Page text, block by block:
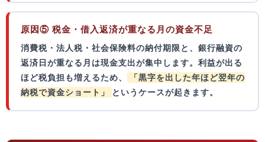
原因⑤ 税金・借入返済が重なる月の資金不足
消費税・法人税・社会保険料の納付期限と、銀行融資の
返済日が重なる月は現金支出が集中します。利益が出る
ほど税負担も増えるため、
「黒字を出した年ほど翌年の
納税で資金ショート」
というケースが起きます。